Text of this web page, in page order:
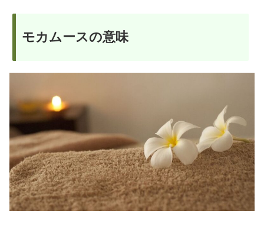
モカムースの意味